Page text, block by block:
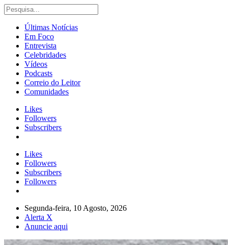
Últimas Notícias
Em Foco
Entrevista
Celebridades
Vídeos
Podcasts
Correio do Leitor
Comunidades
Likes
Followers
Subscribers
Likes
Followers
Subscribers
Followers
Segunda-feira, 10 Agosto, 2026
Alerta X
Anuncie aqui